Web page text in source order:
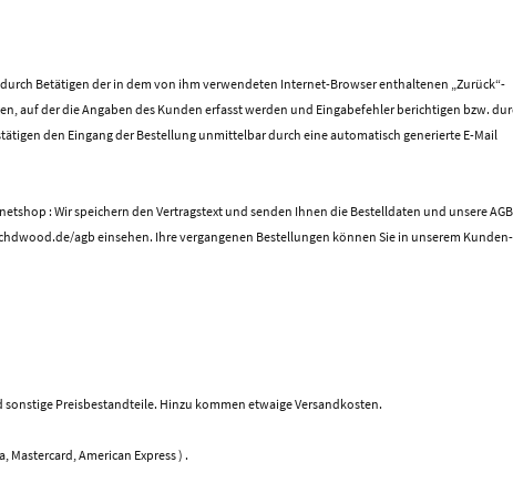
Betätigen der in dem von ihm verwendeten Internet-Browser enthaltenen „Zurück“-
auf der die Angaben des Kunden erfasst werden und Eingabefehler berichtigen bzw.
den Eingang der Bestellung unmittelbar durch eine automatisch generierte E-Mail
: Wir speichern den Vertragstext und senden Ihnen die Bestelldaten und unsere AGB
agb einsehen. Ihre vergangenen Bestellungen können Sie in unserem Kunden-
Preisbestandteile. Hinzu kommen etwaige Versandkosten.
Mastercard, American Express ) .